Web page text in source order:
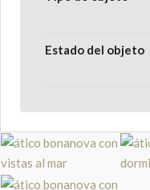
Estado del objeto